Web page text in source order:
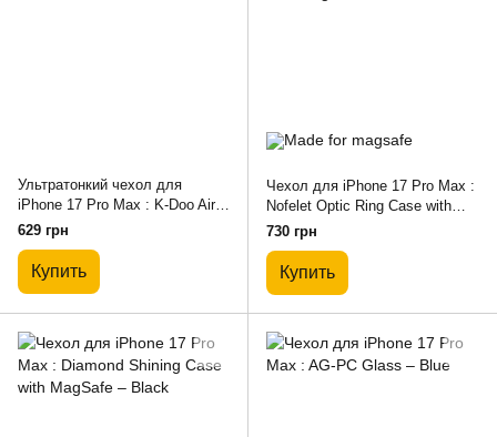
Ультратонкий чехол для
iPhone 17 Pro Max : K-Doo Air
Carbon – Black
629 грн
Купить
Чехол для iPhone 17 Pro Max :
Nofelet Optic Ring Case with
MagSafe – Black
730 грн
Купить